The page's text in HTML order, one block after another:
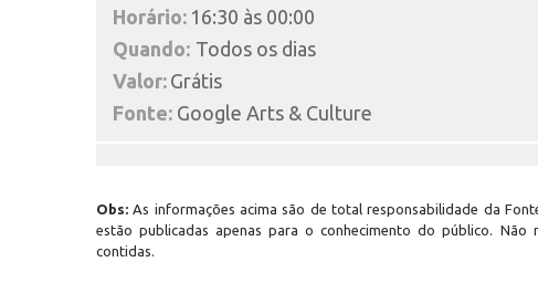
Horário: 16:30 às 00:00
Quando: Todos os dias
Valor: Grátis
Fonte: Google Arts & Culture
Obs:As informações acima são de total responsabilidade da
estão publicadas apenas para o conhecimento do público.
contidas.